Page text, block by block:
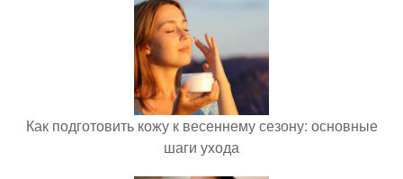
Как подготовить кожу к весеннему сезону: основные
шаги ухода